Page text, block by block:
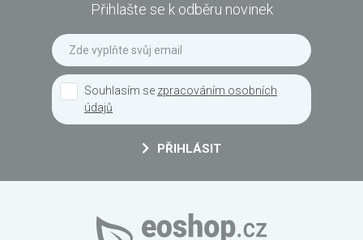
Přihlašte se k odběru novinek
Souhlasím se zpracováním osobních
údajů
PŘIHLÁSIT